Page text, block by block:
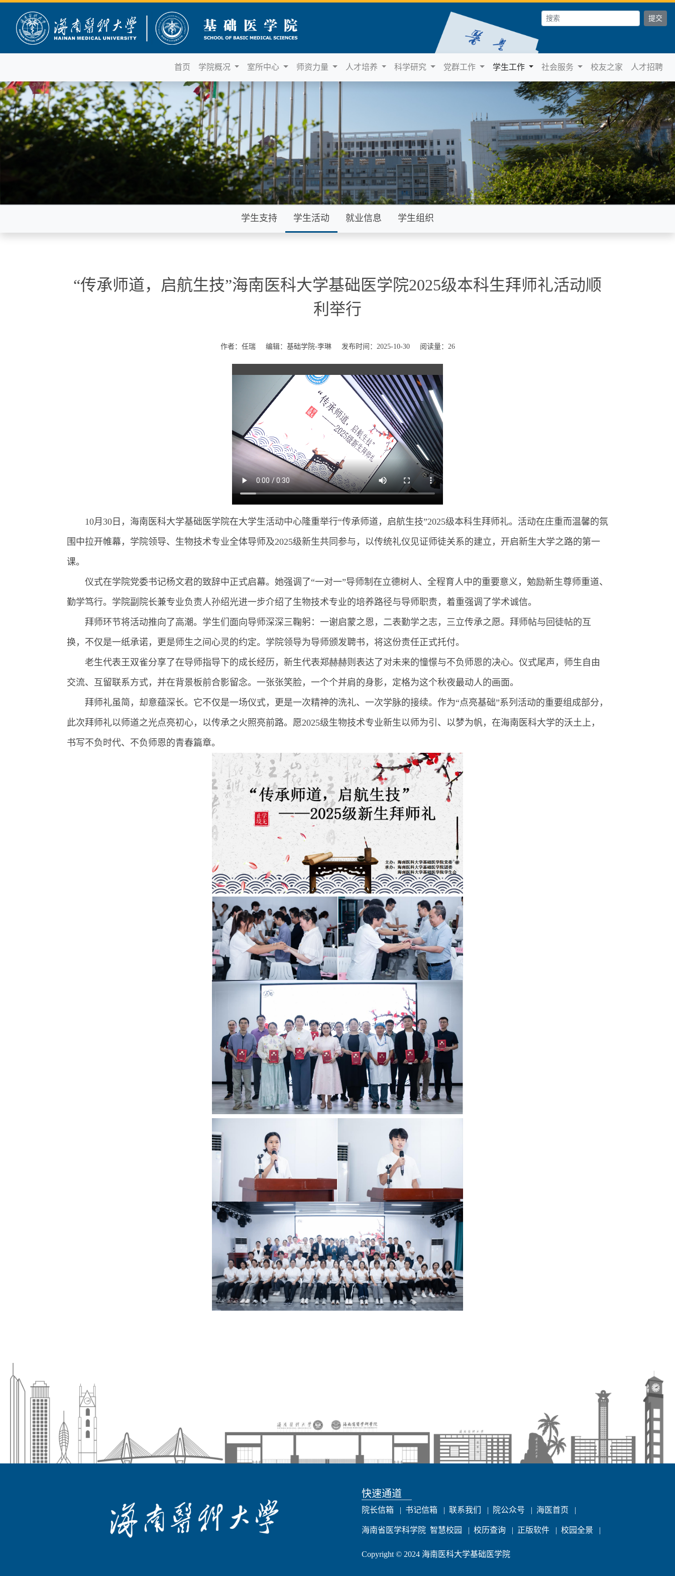
首页 学院概况 室所中心 师资力量 人才培养 科学研究 党群工作 学生工作 社会服务 校友之家 人才招聘
学生支持 学生活动 就业信息 学生组织
“传承师道，启航生技”海南医科大学基础医学院2025级本科生拜师礼活动顺
利举行
作者：任瑞 编辑：基础学院-李琳 发布时间：2025-10-30 阅读量： 26
10月30日，海南医科大学基础医学院在大学生活动中心隆重举行“传承师道，启航生技”2025级本科生拜师礼。活动在庄重而温馨的氛
围中拉开帷幕，学院领导、生物技术专业全体导师及2025级新生共同参与，以传统礼仪见证师徒关系的建立，开启新生大学之路的第一
课。
仪式在学院党委书记杨文君的致辞中正式启幕。她强调了“一对一”导师制在立德树人、全程育人中的重要意义，勉励新生尊师重道、
勤学笃行。学院副院长兼专业负责人孙绍光进一步介绍了生物技术专业的培养路径与导师职责，着重强调了学术诚信。
拜师环节将活动推向了高潮。学生们面向导师深深三鞠躬：一谢启蒙之恩，二表勤学之志，三立传承之愿。拜师帖与回徒帖的互
换，不仅是一纸承诺，更是师生之间心灵的约定。学院领导为导师颁发聘书，将这份责任正式托付。
老生代表王双雀分享了在导师指导下的成长经历，新生代表郑赫赫则表达了对未来的憧憬与不负师恩的决心。仪式尾声，师生自由
交流、互留联系方式，并在背景板前合影留念。一张张笑脸，一个个并肩的身影，定格为这个秋夜最动人的画面。
拜师礼虽简，却意蕴深长。它不仅是一场仪式，更是一次精神的洗礼、一次学脉的接续。作为“点亮基础”系列活动的重要组成部分，
此次拜师礼以师道之光点亮初心，以传承之火照亮前路。愿2025级生物技术专业新生以师为引、以梦为帆，在海南医科大学的沃土上，
书写不负时代、不负师恩的青春篇章。
快速通道
院长信箱 | 书记信箱 | 联系我们 | 院公众号 | 海医首页 |
海南省医学科学院 智慧校园 | 校历查询 | 正版软件 | 校园全景 |
Copyright © 2024 海南医科大学基础医学院